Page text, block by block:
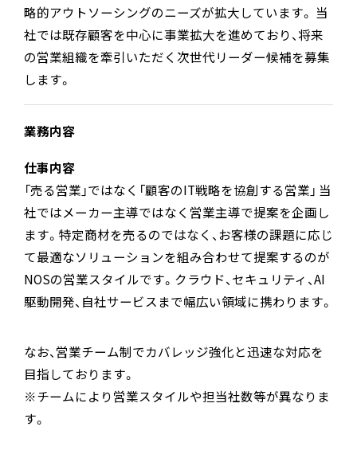
略的アウトソーシングのニーズが拡大しています。 当
社では既存顧客を中心に事業拡大を進めており、将来
の営業組織を牽引いただく次世代リーダー候補を募集
します。
業務内容
仕事内容
「売る営業」ではなく「顧客のIT戦略を協創する営業」 当
社ではメーカー主導ではなく営業主導で提案を企画し
ます。特定商材を売るのではなく、お客様の課題に応じ
て最適なソリューションを組み合わせて提案するのが
NOSの営業スタイルです。クラウド、セキュリティ、AI
駆動開発、自社サービスまで幅広い領域に携わります。
なお、営業チーム制でカバレッジ強化と迅速な対応を
目指しております。
※チームにより営業スタイルや担当社数等が異なりま
す。